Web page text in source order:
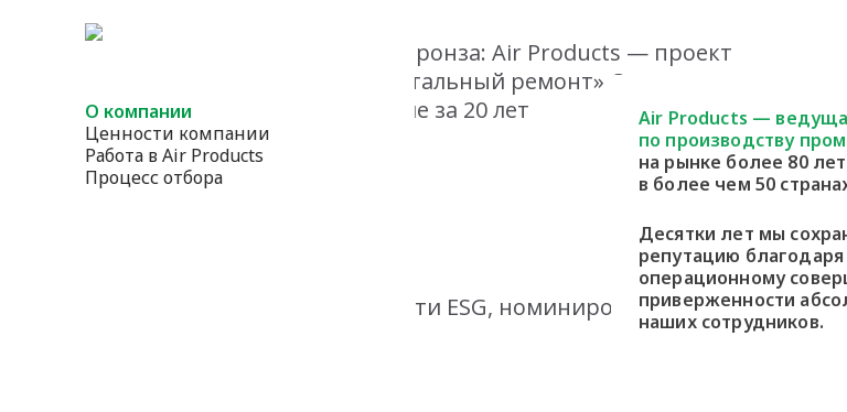
О компании
Ценности компании
Работа в Air Products
Процесс отбора
Air Products —
по производству
на рынке более 80
в более чем 50
Десятки лет мы
репутацию
операционному
приверженности
наших сотрудников.
- Бронза: Air Products — проект
«Turnaround (TAR) – Капитальный ремонт» Самое
масштабное обслуживание за 20 лет
AmCham - премия в области ESG, номинировался Navoi